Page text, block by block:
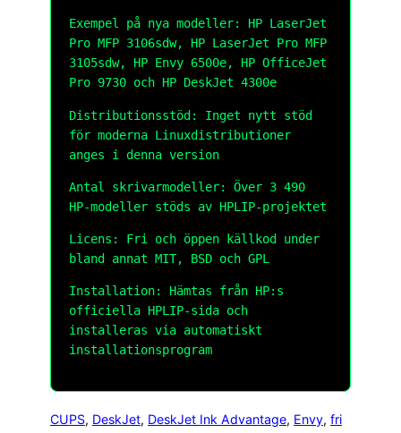
Exempel på nya modeller: HP LaserJet
Pro MFP 3106sdw, HP LaserJet Pro MFP
3105sdw, HP Envy 6500e, HP OfficeJet
Pro 9730 och HP DeskJet 4300e
Distributionsstöd: Inget nytt stöd
för moderna Linuxdistributioner
anges i denna version
Antal skrivarmodeller: Över 3 490
HP-modeller stöds av HPLIP-projektet
Licens: Fri och öppen källkod under
bland annat MIT, BSD och GPL
Installation: Hämtas från HP:s
officiella HPLIP-sida och
installeras via automatiskt
installationsprogram
CUPS, DeskJet, DeskJet Ink Advantage, Envy, fri